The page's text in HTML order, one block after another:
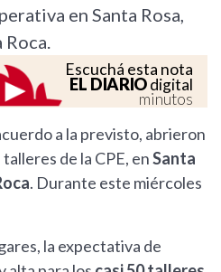
en Santa Rosa,
Roca.
Escuchá esta nota
EL DIARIOdigital
minutos
a la previsto, abrieron
de la CPE, enSanta
. Durante este miércoles
la expectativa de